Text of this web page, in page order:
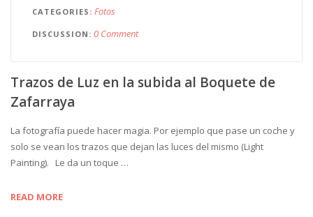
CATEGORIES Fotos
DISCUSSION 0 Comment
Trazos de Luz en la subida al Boquete de
Zafarraya
La fotografía puede hacer magia. Por ejemplo que pase un coche y
solo se vean los trazos que dejan las luces del mismo (Light
Painting). Le da un toque …
READ MORE